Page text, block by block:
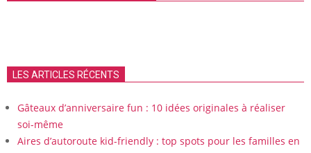
LES ARTICLES RÉCENTS
Gâteaux d’anniversaire fun : 10 idées originales à réaliser
soi-même
Aires d’autoroute kid-friendly : top spots pour les familles en